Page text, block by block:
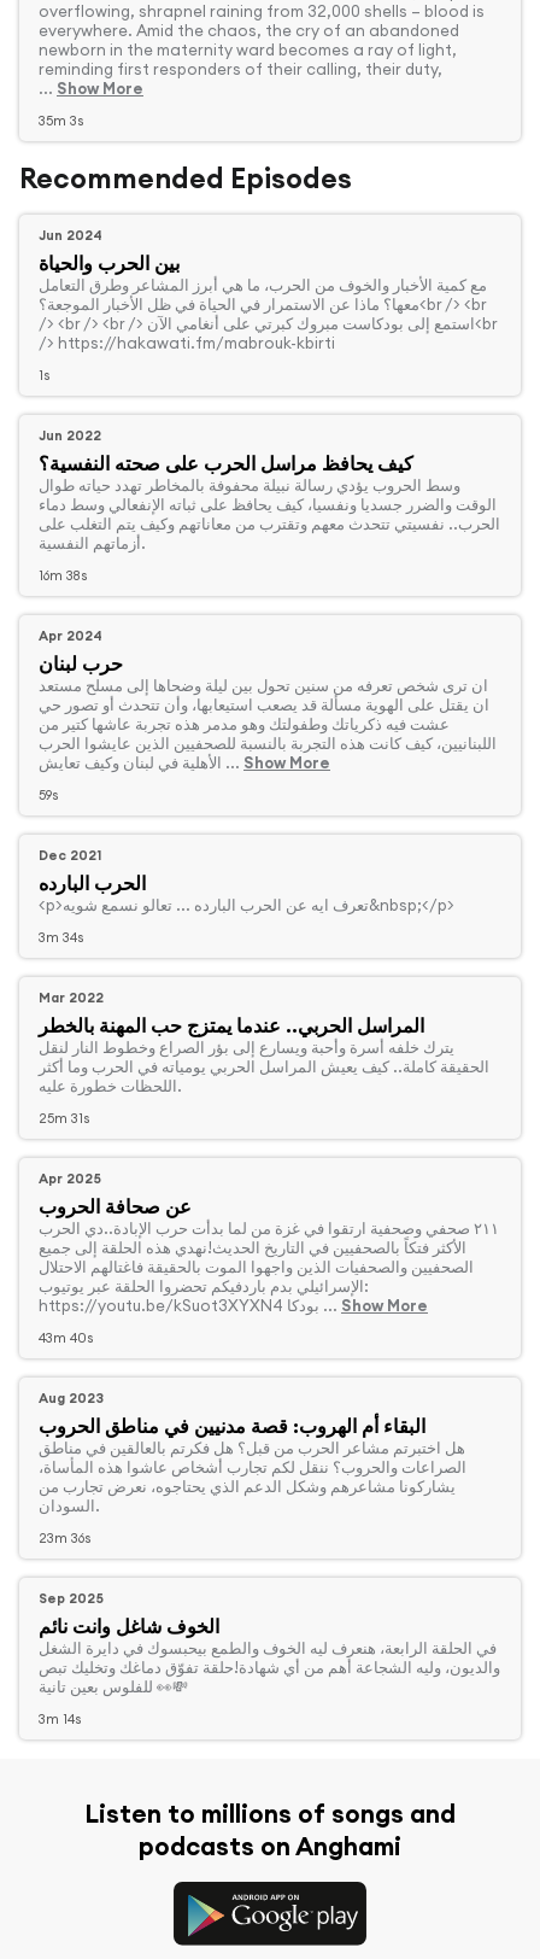
overflowing, shrapnel raining from 32,000 shells – blood is
everywhere. Amid the chaos, the cry of an abandoned
newborn in the maternity ward becomes a ray of light,
reminding first responders of their calling, their duty,
... Show More
35m 3s
Recommended Episodes
Jun 2024
بين الحرب والحياة
‏مع كمية الأخبار والخوف من الحرب، ما هي أبرز المشاعر وطرق التعامل
معها؟ ماذا عن الاستمرار في الحياة في ظل الأخبار الموجعة؟<br /> <br
/> <br /> <br /> استمع إلى بودكاست مبروك كبرتي على أنغامي الآن<br
/> https://hakawati.fm/mabrouk-kbirti
1s
Jun 2022
كيف يحافظ مراسل الحرب على صحته النفسية؟
‏وسط الحروب يؤدي رسالة نبيلة محفوفة بالمخاطر تهدد حياته طوال
الوقت والضرر جسديا ونفسيا، كيف يحافظ على ثباته الإنفعالي وسط دماء
الحرب.. نفسيتي تتحدث معهم وتقترب من معاناتهم وكيف يتم التغلب على
أزماتهم النفسية.
16m 38s
Apr 2024
حرب لبنان
‏ان ترى شخص تعرفه من سنين تحول بين ليلة وضحاها إلى مسلح مستعد
ان يقتل على الهوية مسألة قد يصعب استيعابها، وأن تتحدث أو تصور حي
عشت فيه ذكرياتك وطفولتك وهو مدمر هذه تجربة عاشها كتير من
اللبنانيين، كيف كانت هذه التجربة بالنسبة للصحفيين الذين عايشوا الحرب
الأهلية في لبنان وكيف تعايش ... Show More
59s
Dec 2021
الحرب البارده
‏<p>تعرف ايه عن الحرب البارده ... تعالو نسمع شويه&nbsp;</p>
3m 34s
Mar 2022
المراسل الحربي.. عندما يمتزج حب المهنة بالخطر
‏يترك خلفه أسرة وأحبة ويسارع إلى بؤر الصراع وخطوط النار لنقل
الحقيقة كاملة.. كيف يعيش المراسل الحربي يومياته في الحرب وما أكثر
اللحظات خطورة عليه.
25m 31s
Apr 2025
عن صحافة الحروب
‏٢١١ صحفي وصحفية ارتقوا في غزة من لما بدأت حرب الإبادة..دي الحرب
الأكثر فتكاً بالصحفيين في التاريخ الحديث!نهدي هذه الحلقة إلى جميع
الصحفيين والصحفيات الذين واجهوا الموت بالحقيقة فاغتالهم الاحتلال
الإسرائيلي بدم باردفيكم تحضروا الحلقة عبر يوتيوب:
https://youtu.be/kSuot3XYXN4 بودكا ... Show More
43m 40s
Aug 2023
البقاء أم الهروب: قصة مدنيين في مناطق الحروب
‏هل اختبرتم مشاعر الحرب من قبل؟ هل فكرتم بالعالقين في مناطق
الصراعات والحروب؟ ننقل لكم تجارب أشخاص عاشوا هذه المأساة،
يشاركونا مشاعرهم وشكل الدعم الذي يحتاجوه، نعرض تجارب من
السودان.
23m 36s
Sep 2025
الخوف شاغل وانت نائم
‏في الحلقة الرابعة، هنعرف ليه الخوف والطمع بيحبسوك في دايرة الشغل
والديون، وليه الشجاعة أهم من أي شهادة!حلقة تفوّق دماغك وتخليك تبص
للفلوس بعين تانية 👀💸
3m 14s
Listen to millions of songs and
podcasts on Anghami